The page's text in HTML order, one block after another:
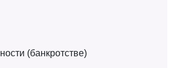
(банкротстве)